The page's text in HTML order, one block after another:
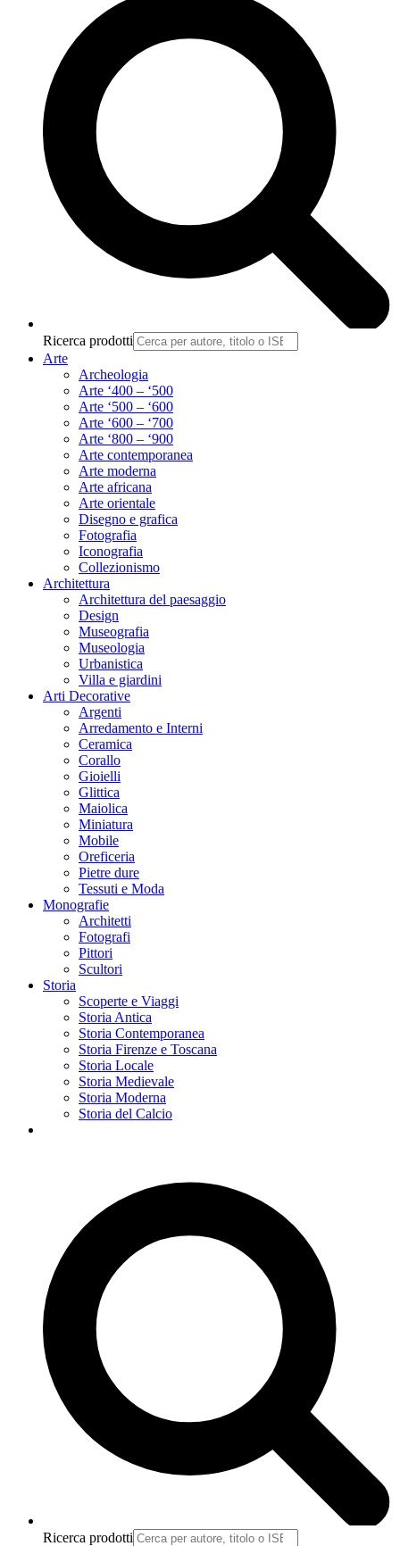
Ricerca prodotti
Arte
Archeologia
Arte ‘400 – ‘500
Arte ‘500 – ‘600
Arte ‘600 – ‘700
Arte ‘800 – ‘900
Arte contemporanea
Arte moderna
Arte africana
Arte orientale
Disegno e grafica
Fotografia
Iconografia
Collezionismo
Architettura
Architettura del paesaggio
Design
Museografia
Museologia
Urbanistica
Villa e giardini
Arti Decorative
Argenti
Arredamento e Interni
Ceramica
Corallo
Gioielli
Glittica
Maiolica
Miniatura
Mobile
Oreficeria
Pietre dure
Tessuti e Moda
Monografie
Architetti
Fotografi
Pittori
Scultori
Storia
Scoperte e Viaggi
Storia Antica
Storia Contemporanea
Storia Firenze e Toscana
Storia Locale
Storia Medievale
Storia Moderna
Storia del Calcio
Ricerca prodotti